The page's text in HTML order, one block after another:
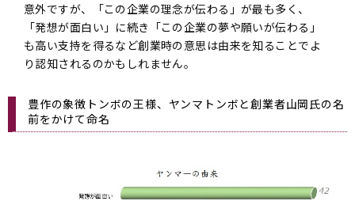
意外ですが、「この企業の理念が伝わる」が最も多く、
「発想が面白い」に続き「この企業の夢や願いが伝わる」
も高い支持を得るなど創業時の意思は由来を知ることでよ
り認知されるのかもしれません。
豊作の象徴トンボの王様、ヤンマトンボと創業者山岡氏の名
前をかけて命名